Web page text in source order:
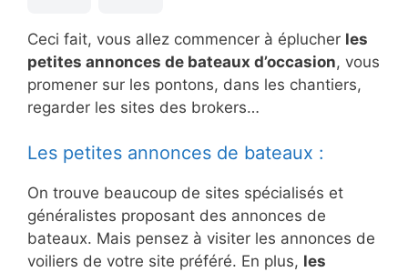
Ceci fait, vous allez commencer à éplucher les
petites annonces de bateaux d’occasion, vous
promener sur les pontons, dans les chantiers,
regarder les sites des brokers…
Les petites annonces de bateaux :
On trouve beaucoup de sites spécialisés et
généralistes proposant des annonces de
bateaux. Mais pensez à visiter les annonces de
voiliers de votre site préféré. En plus, les